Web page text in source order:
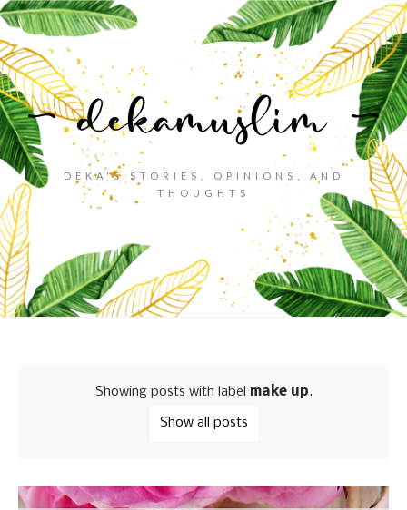
DEKA'S STORIES, OPINIONS, AND
THOUGHTS
Showing posts with label make up.
Show all posts